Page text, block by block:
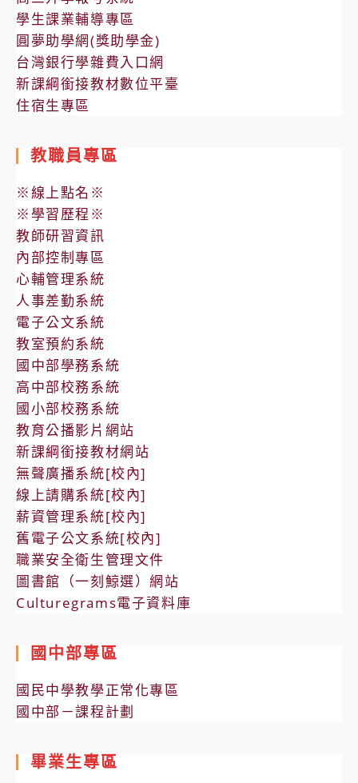
學生課業輔導專區
圓夢助學網(獎助學金)
台灣銀行學雜費入口網
新課綱銜接教材數位平臺
住宿生專區
教職員專區
※線上點名※
※學習歷程※
教師研習資訊
內部控制專區
心輔管理系統
人事差勤系統
電子公文系統
教室預約系統
國中部學務系統
高中部校務系統
國小部校務系統
教育公播影片網站
新課綱銜接教材網站
無聲廣播系統[校內]
線上請購系統[校內]
薪資管理系統[校內]
舊電子公文系統[校內]
職業安全衛生管理文件
圖書館（一刻鯨選）網站
Culturegrams電子資料庫
國中部專區
國民中學教學正常化專區
國中部－課程計劃
畢業生專區